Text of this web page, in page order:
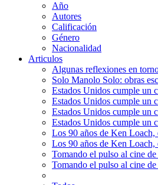
Año
Autores
Calificación
Género
Nacionalidad
Articulos
Algunas reflexiones en
Solo Manolo Solo: obras
Estados Unidos cumple un
Estados Unidos cumple un
Estados Unidos cumple un
Estados Unidos cumple un
Los 90 años de Ken
Los 90 años de Ken
Tomando el pulso al cine
Tomando el pulso al cine